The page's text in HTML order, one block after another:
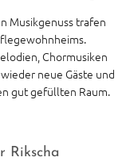
Musikgenuss trafen
Chormusiken
neue Gäste und
gut gefüllten Raum.
Rikscha